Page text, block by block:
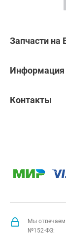
Запчасти на
Информация
Контакты
Мы отвечаем
№152-ФЗ: